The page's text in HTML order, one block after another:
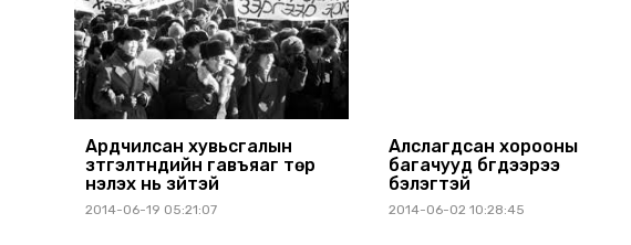
Ардчилсан хувьсгалын
зүтгэлтнүүдийн гавъяаг төр
үнэлэх нь зүйтэй
2014-06-19 05:21:07
Алслагдсан хорооны
багачууд бүгдээрээ
бэлэгтэй
2014-06-02 10:28:45